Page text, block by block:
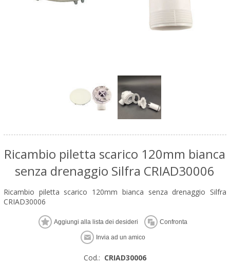
Ricambio piletta scarico 120mm bianca
senza drenaggio Silfra CRIAD30006
Ricambio piletta scarico 120mm bianca senza drenaggio Silfra
CRIAD30006
Cod.: CRIAD30006